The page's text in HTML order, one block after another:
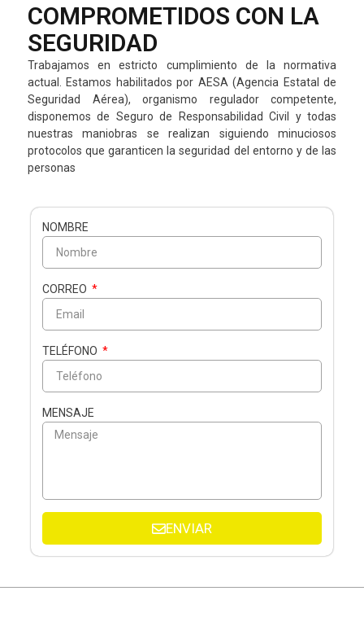
COMPROMETIDOS CON LA
SEGURIDAD
Trabajamos en estricto cumplimiento de la normativa
actual. Estamos habilitados por AESA (Agencia Estatal de
Seguridad Aérea), organismo regulador competente,
disponemos de Seguro de Responsabilidad Civil y todas
nuestras maniobras se realizan siguiendo minuciosos
protocolos que garanticen la seguridad del entorno y de las
personas
NOMBRE
CORREO
TELÉFONO
MENSAJE
ENVIAR